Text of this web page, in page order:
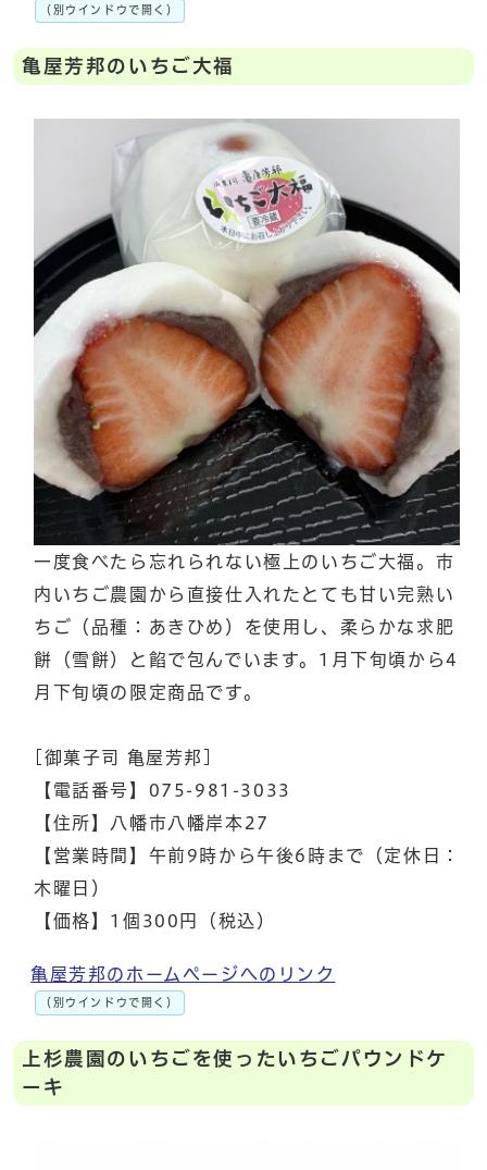
（別ウインドウで開く）
亀屋芳邦のいちご大福
一度食べたら忘れられない極上のいちご大福。市
内いちご農園から直接仕入れたとても甘い完熟い
ちご（品種：あきひめ）を使用し、柔らかな求肥
餅（雪餅）と餡で包んでいます。1月下旬頃から4
月下旬頃の限定商品です。
[御菓子司 亀屋芳邦]
【電話番号】075-981-3033
【住所】八幡市八幡岸本27
【営業時間】午前9時から午後6時まで（定休日：
木曜日）
【価格】1個300円（税込）
亀屋芳邦のホームページへのリンク
（別ウインドウで開く）
上杉農園のいちごを使ったいちごパウンドケ
ーキ